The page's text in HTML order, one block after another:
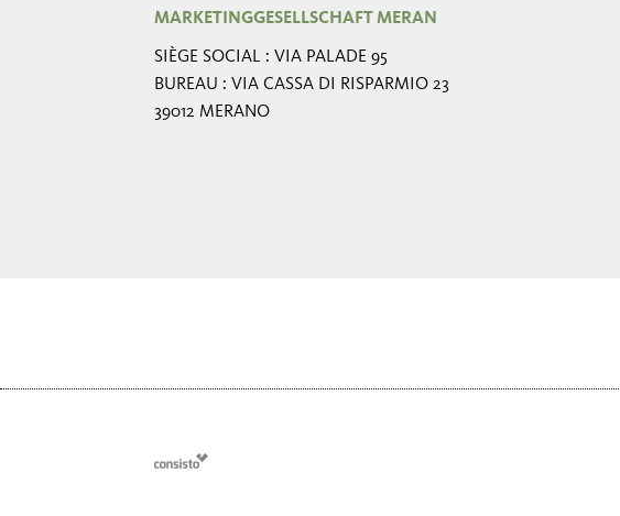
MARKETINGGESELLSCHAFT MERAN
SIÈGE SOCIAL : VIA PALADE 95
BUREAU : VIA CASSA DI RISPARMIO 23
39012 MERANO